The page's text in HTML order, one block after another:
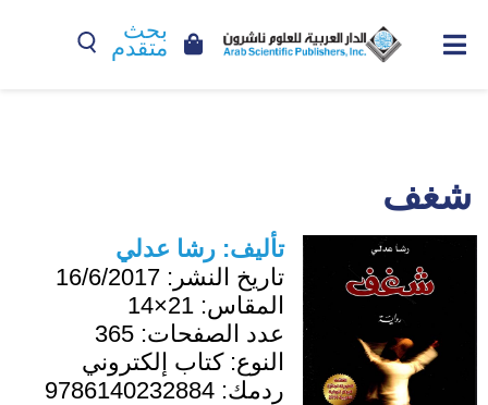
بحث
متقدم
شغف
تأليف: رشا عدلي
تاريخ النشر: 16/6/2017
المقاس: 21×14
عدد الصفحات: 365
النوع:كتاب إلكتروني
ردمك: 9786140232884